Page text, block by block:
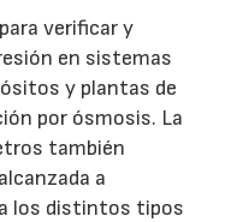
verificar y
en sistemas
y plantas de
por ósmosis. La
también
a
los distintos tipos